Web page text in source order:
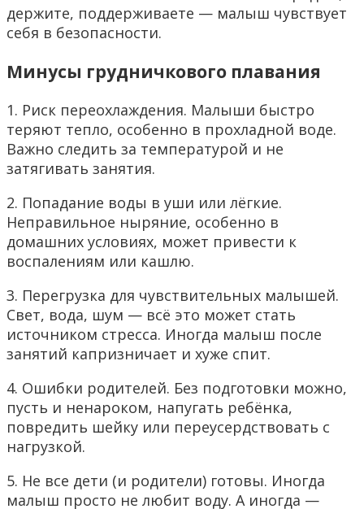
держите, поддерживаете — малыш чувствует
себя в безопасности.
Минусы грудничкового плавания
1. Риск переохлаждения. Малыши быстро
теряют тепло, особенно в прохладной воде.
Важно следить за температурой и не
затягивать занятия.
2. Попадание воды в уши или лёгкие.
Неправильное ныряние, особенно в
домашних условиях, может привести к
воспалениям или кашлю.
3. Перегрузка для чувствительных малышей.
Свет, вода, шум — всё это может стать
источником стресса. Иногда малыш после
занятий капризничает и хуже спит.
4. Ошибки родителей. Без подготовки можно,
пусть и ненароком, напугать ребёнка,
повредить шейку или переусердствовать с
нагрузкой.
5. Не все дети (и родители) готовы. Иногда
малыш просто не любит воду. А иногда —